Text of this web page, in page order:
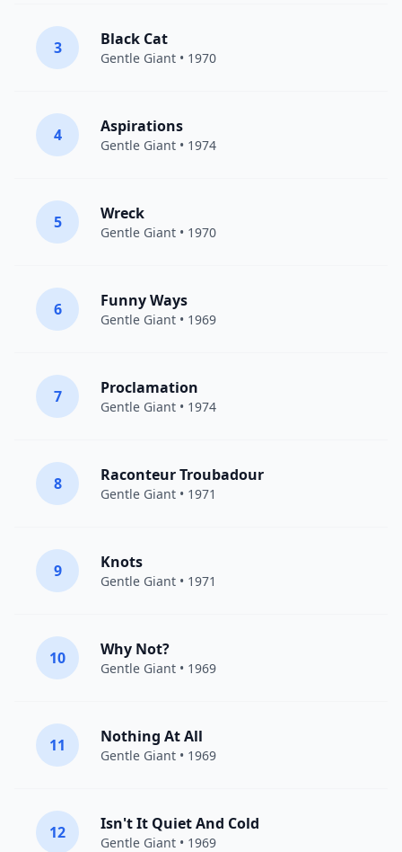
3 Black Cat
Gentle Giant • 1970
4 Aspirations
Gentle Giant • 1974
5 Wreck
Gentle Giant • 1970
6 Funny Ways
Gentle Giant • 1969
7 Proclamation
Gentle Giant • 1974
8 Raconteur Troubadour
Gentle Giant • 1971
9 Knots
Gentle Giant • 1971
10 Why Not?
Gentle Giant • 1969
11 Nothing At All
Gentle Giant • 1969
12 Isn't It Quiet And Cold
Gentle Giant • 1969